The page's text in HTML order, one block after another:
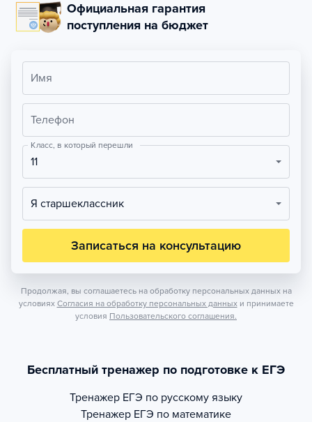
Официальная гарантия
поступления на бюджет
Имя
Телефон
Класс, в который перешли
11
Я старшеклассник
Записаться на консультацию
Продолжая, вы соглашаетесь на обработку персональных данных на
условиях Согласия на обработку персональных данных и принимаете
условия Пользовательского соглашения.
Бесплатный тренажер по подготовке к ЕГЭ
Тренажер ЕГЭ по русскому языку
Тренажер ЕГЭ по математике